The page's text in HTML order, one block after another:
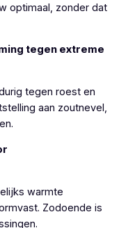
optimaal, zonder dat
tegen extreme
tegen roest en
aan zoutnevel,
warmte
Zodoende is